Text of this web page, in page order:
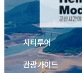
시티투어
관광가이드